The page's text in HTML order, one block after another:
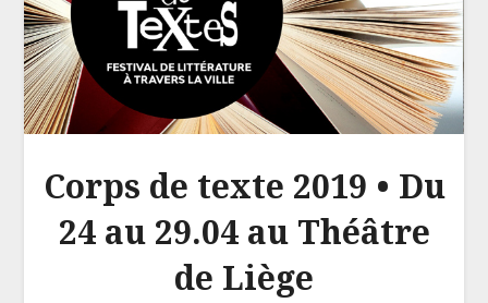
Corps de texte 2019 • Du
24 au 29.04 au Théâtre
de Liège